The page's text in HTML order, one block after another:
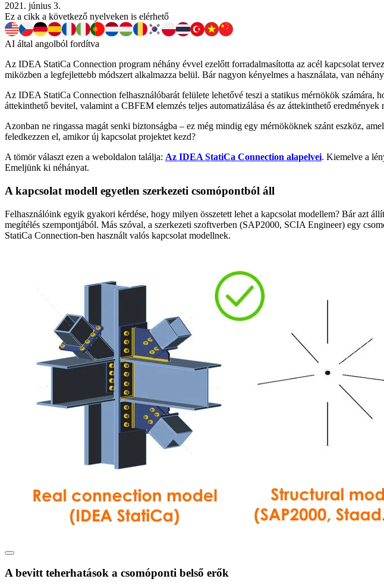
2021. június 3.
Ez a cikk a következő nyelveken is elérhető
AI által angolból fordítva
Az IDEA StatiCa Connection program néhány évvel ezelőtt forradalmasította az acél kapcsolat
miközben a legfejlettebb módszert alkalmazza belül. Bár nagyon kényelmes a használata, van
Az IDEA StatiCa Connection felhasználóbarát felülete lehetővé teszi a statikus mérnökök
áttekinthető bevitel, valamint a CBFEM elemzés teljes automatizálása és az áttekinthető
Azonban ne ringassa magát senki biztonságba – ez még mindig egy mérnököknek szánt eszköz,
feledkezzen el, amikor új kapcsolat projektet kezd?
A tömör választ ezen a weboldalon találja: Az IDEA StatiCa Connection alapelvei. Kiemelve a
Emeljünk ki néhányat.
A kapcsolat modell egyetlen szerkezeti csomópontból áll
Felhasználóink egyik gyakori kérdése, hogy milyen összetett lehet a kapcsolat modellem? Bár azt
megítélés szempontjából. Más szóval, a szerkezeti szoftverben (SAP2000, SCIA Engineer) egy
StatiCa Connection-ben használt valós kapcsolat modellnek.
A bevitt teherhatások a csomóponti belső erők